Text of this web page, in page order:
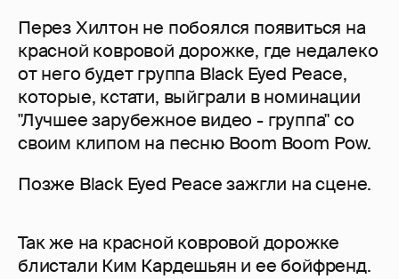
Перез Хилтон не побоялся появиться на
красной ковровой дорожке, где недалеко
от него будет группа Black Eyed Peace,
которые, кстати, выйграли в номинации
"Лучшее зарубежное видео - группа" со
своим клипом на песню Boom Boom Pow.
Позже Black Eyed Peace зажгли на сцене.
Так же на красной ковровой дорожке
блистали Ким Кардешьян и ее бойфренд.